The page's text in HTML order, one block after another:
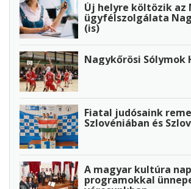
Új helyre költözik az
ügyfélszolgálata
(is)
Nagykőrösi Sólymok
Fiatal judósaink
Szlovéniában és
A magyar kultúra
programokkal